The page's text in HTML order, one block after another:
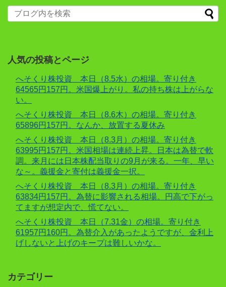
人気の投稿とページ
へそくり株投資 本日（8.5水）の相場。寄り付き
64565円157円。米国爆上がり。私の持ち株は上がらな
い。
へそくり株投資 本日（8.6木）の相場。寄り付き
65896円157円。なんか、放置する夏休み
へそくり株投資 本日（8.3月）の相場。寄り付き
63995円157円。米国相場は連続上昇。日本は為替で軟
調。来月には日本株配当取りの9月が来る。一年、早い
な～。義援金と寄付は義援金一択。
へそくり株投資 本日（8.3月）の相場。寄り付き
63834円157円。為替に影響される相場。円高で下がっ
てますが想定内で、慌てない。
へそくり株投資 本日（7.31金）の相場。寄り付き
61957円160円。為替介入があったようですが、金利上
げしないと上げのキープは難しいかな。
カテゴリー